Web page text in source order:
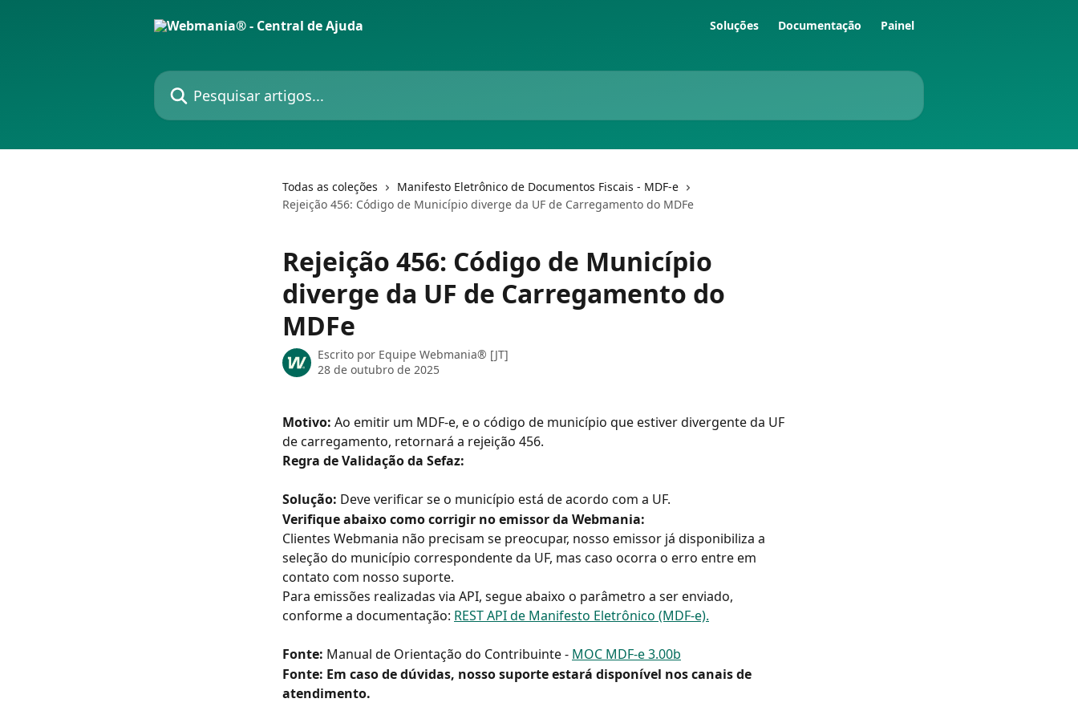
Soluções Documentação Painel
Pesquisar artigos...
Todas as coleções
Manifesto Eletrônico de Documentos Fiscais - MDF-e
Rejeição 456: Código de Município diverge da UF de Carregamento do MDFe
Rejeição 456: Código de Município
diverge da UF de Carregamento do
MDFe
Escrito por Equipe Webmania® [JT]
28 de outubro de 2025
Motivo: Ao emitir um MDF-e, e o código de município que estiver divergente da UF
de carregamento, retornará a rejeição 456.
Regra de Validação da Sefaz:
Solução: Deve verificar se o município está de acordo com a UF.
Verifique abaixo como corrigir no emissor da Webmania:
Clientes Webmania não precisam se preocupar, nosso emissor já disponibiliza a
seleção do município correspondente da UF, mas caso ocorra o erro entre em
contato com nosso suporte.
Para emissões realizadas via API, segue abaixo o parâmetro a ser enviado,
conforme a documentação: REST API de Manifesto Eletrônico (MDF-e).
Fonte: Manual de Orientação do Contribuinte - MOC MDF-e 3.00b
Fonte: Em caso de dúvidas, nosso suporte estará disponível nos canais de
atendimento.